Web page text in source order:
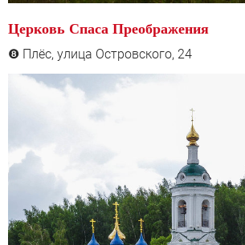
Церковь Спаса Преображения
❽ Плёс, улица Островского, 24